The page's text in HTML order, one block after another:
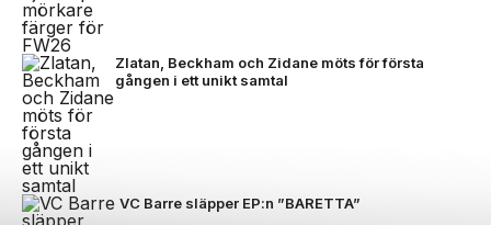
Zlatan, Beckham och Zidane möts för första
gången i ett unikt samtal
VC Barre släpper EP:n ”BARETTA”